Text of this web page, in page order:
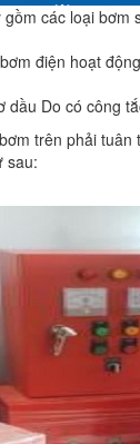
THƯỜNG
các loại bơm
điện hoạt
dầu Do có công
trên phải tuân
sau: